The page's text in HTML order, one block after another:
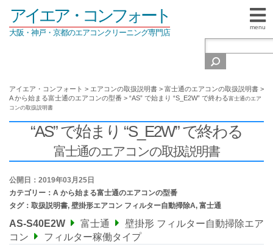
menu
アイエア・コンフォート
大阪・神戸・京都のエアコンクリーニング専門店
アイエア・コンフォート > エアコンの取扱説明書 > 富士通のエアコンの取扱説明書 >
A から始まる富士通のエアコンの型番 > “AS” で始まり “S_E2W” で終わる富士通のエア
コンの取扱説明書
“AS” で始まり “S_E2W” で終わる
富士通のエアコンの取扱説明書
公開日：2019年03月25日
カテゴリー： A から始まる富士通のエアコンの型番
タグ： 取扱説明書, 壁掛形エアコン フィルター自動掃除A, 富士通
AS-S40E2W 富士通
壁掛形 フィルター自動掃除エア
コン
フィルター稼働タイプ